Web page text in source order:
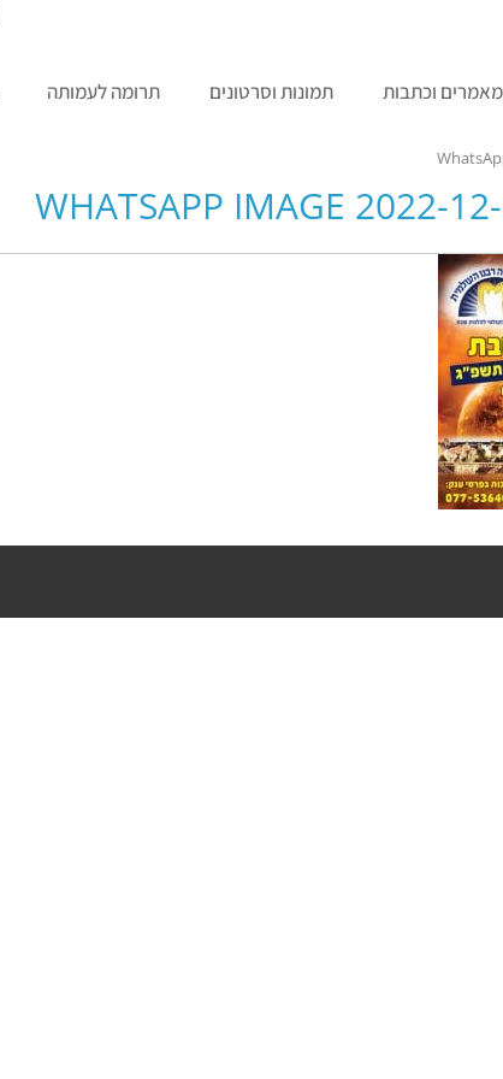
מאמרים וכתבות תמונות וסרטונים תרומה לעמותה
WHATSAPP IMAGE 2022-